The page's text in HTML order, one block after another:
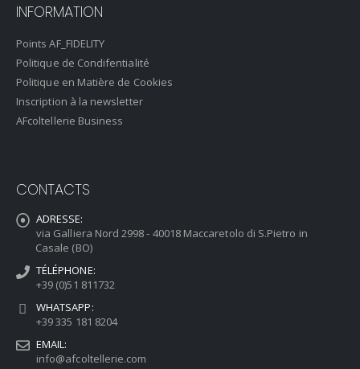
INFORMATION
Points AF_FIDELITY
Politique de Condifentialité
Politique en Matière de Cookies
Inscription à la newsletter
AFcoltellerie Business
CONTACTS
ADRESSE:
via Galliera Nord 2998 - 40018 Maccaretolo di S.Pietro in
Casale (BO)
TÉLÉPHONE:
+39 (0)51 811732
WHATSAPP:
+39 335 181 8204
EMAIL:
info@afcoltellerie.com